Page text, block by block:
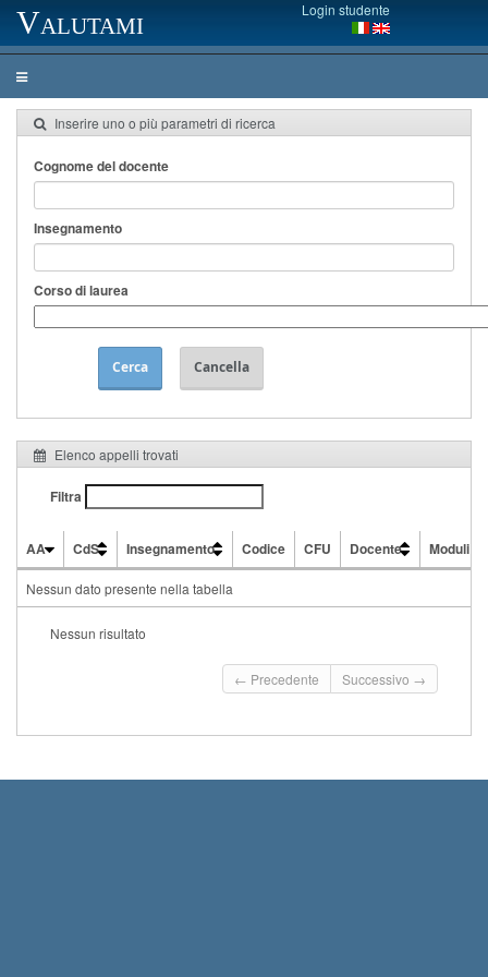
Valutami Login studente
Inserire uno o più parametri di ricerca
Cognome del docente
Insegnamento
Corso di laurea
Cerca Cancella
Elenco appelli trovati
Filtra
AA CdS Insegnamento Codice CFU Docente
Moduli
Nessun dato presente nella tabella
Nessun risultato
← Precedente Successivo →